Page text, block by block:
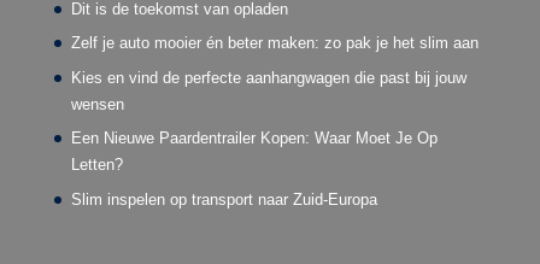
Dit is de toekomst van opladen
Zelf je auto mooier én beter maken: zo pak je het slim aan
Kies en vind de perfecte aanhangwagen die past bij jouw
wensen
Een Nieuwe Paardentrailer Kopen: Waar Moet Je Op
Letten?
Slim inspelen op transport naar Zuid-Europa